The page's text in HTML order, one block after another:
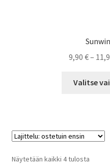
9,90 €–
Valitse
Näytetään kaikki 4 tulosta